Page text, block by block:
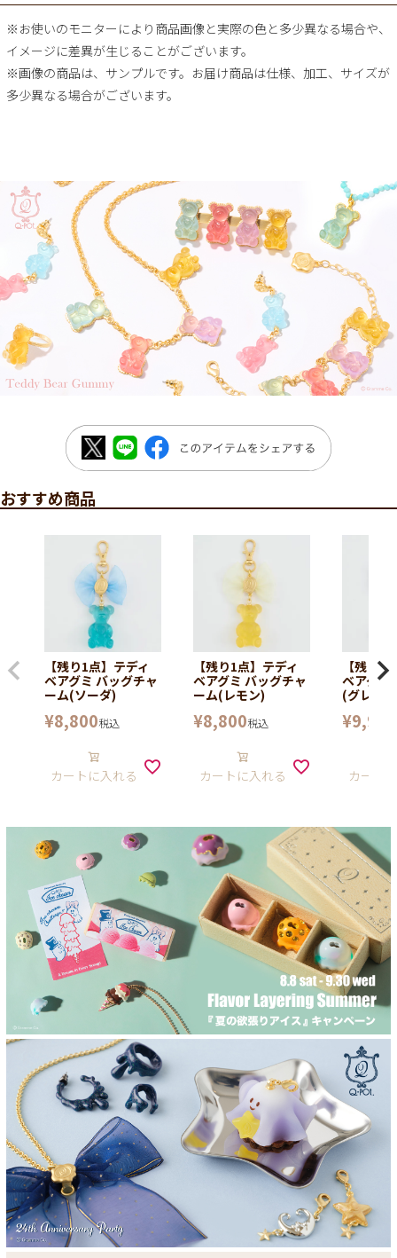
※お使いのモニターにより商品画像と実際の色と多少異なる場合や、
イメージに差異が生じることがございます。
※画像の商品は、サンプルです。お届け商品は仕様、加工、サイズが
多少異なる場合がございます。
おすすめ商品
【残り1点】テディ
ベアグミ バッグチャ
ーム(ソーダ)
¥8,800税込
カートに入れる
【残り1点】テディ
ベアグミ バッグチャ
ーム(レモン)
¥8,800税込
カートに入れる
【残り1
ベアグミ
(グレー
¥9,900
カート